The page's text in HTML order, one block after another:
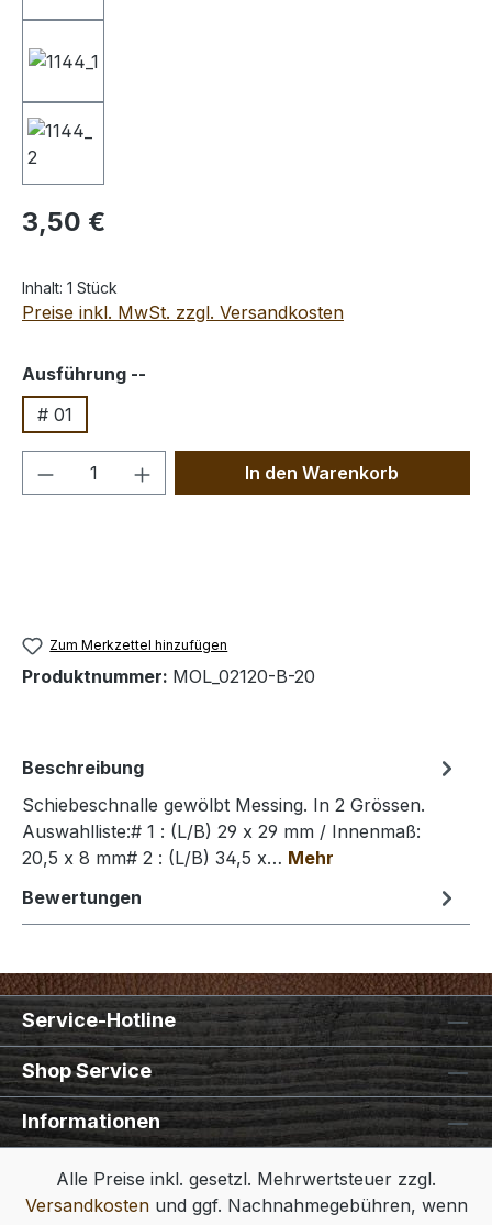
Regulärer Preis:
3,50 €
Inhalt: 1 Stück
Preise inkl. MwSt. zzgl. Versandkosten
Ausführung --
# 01
Produkt Anzahl: Gib denIn den Warenkorb
Zum Merkzettel hinzufügen
Produktnummer: MOL_02120-B-20
Beschreibung
Schiebeschnalle gewölbt Messing. In 2 Grössen.
Auswahlliste:# 1 : (L/B) 29 x 29 mm / Innenmaß:
20,5 x 8 mm# 2 : (L/B) 34,5 x… Mehr
Bewertungen
Service-Hotline
Shop Service
Informationen
Alle Preise inkl. gesetzl. Mehrwertsteuer zzgl.
Versandkostenund ggf. Nachnahmegebühren, wenn